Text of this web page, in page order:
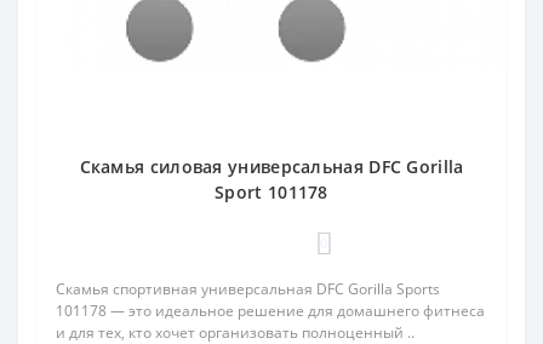
Скамья силовая универсальная DFC Gorilla
Sport 101178
Скамья спортивная универсальная DFC Gorilla Sports
101178 — это идеальное решение для домашнего фитнеса
и для тех, кто хочет организовать полноценный ..